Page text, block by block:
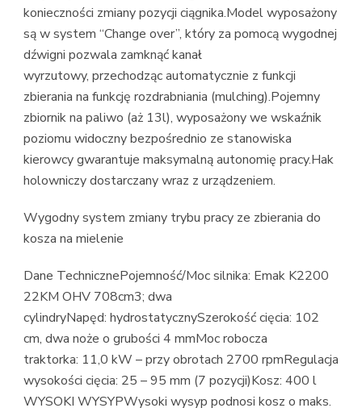
konieczności zmiany pozycji ciągnika.Model wyposażony
są w system “Change over”, który za pomocą wygodnej
dźwigni pozwala zamknąć kanał
wyrzutowy, przechodząc automatycznie z funkcji
zbierania na funkcję rozdrabniania (mulching).Pojemny
zbiornik na paliwo (aż 13l), wyposażony we wskaźnik
poziomu widoczny bezpośrednio ze stanowiska
kierowcy gwarantuje maksymalną autonomię pracy.Hak
holowniczy dostarczany wraz z urządzeniem.
Wygodny system zmiany trybu pracy ze zbierania do
kosza na mielenie
Dane TechnicznePojemność/Moc silnika: Emak K2200
22KM OHV 708cm3; dwa
cylindryNapęd: hydrostatycznySzerokość cięcia: 102
cm, dwa noże o grubości 4 mmMoc robocza
traktorka: 11,0 kW – przy obrotach 2700 rpmRegulacja
wysokości cięcia: 25 – 95 mm (7 pozycji)Kosz: 400 l
WYSOKI WYSYPWysoki wysyp podnosi kosz o maks.